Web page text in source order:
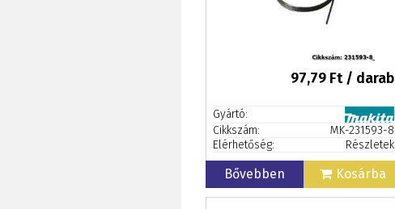
97,79 Ft / darab
Gyártó:
Cikkszám:
MK-231593-8
Elérhetőség:
Részletek
Bővebben Kosárba